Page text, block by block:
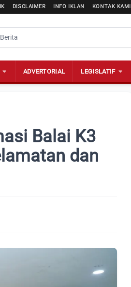
DISCLAIMER INFO IKLAN KONTAK KAMI
ADVERTORIAL LEGISLATIF
Balai K3
dan